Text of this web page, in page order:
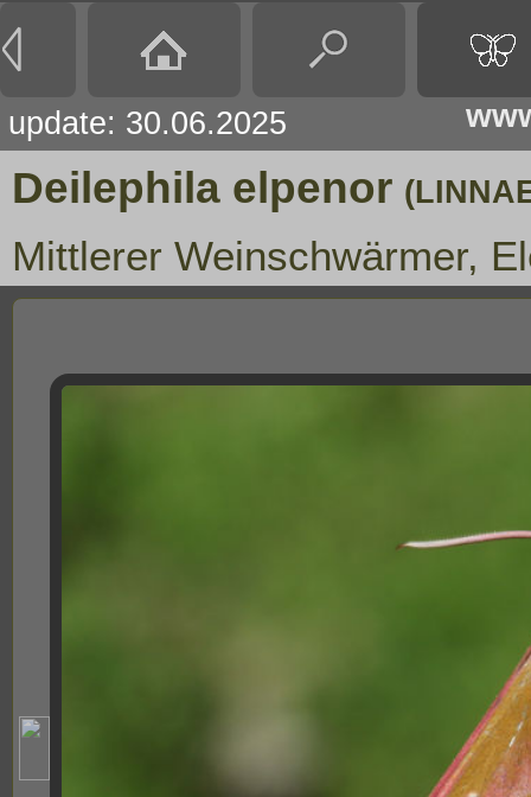
update: 30.06.2025
Deilephila elpenor
Mittlerer Weinschwärmer,